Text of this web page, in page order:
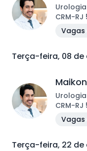
Urologia
CRM-RJ
Vagas
Terça-feira, 08 de
Urologia
CRM-RJ
Vagas
Terça-feira, 22 de